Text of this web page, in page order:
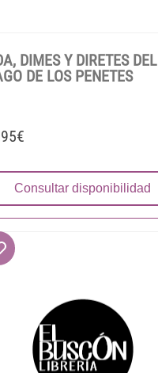
DIMES Y DIRETES DEL
DE LOS PENETES
Consultar disponibilidad